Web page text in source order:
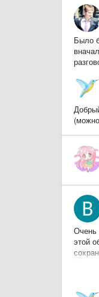
Было
Очень
этой